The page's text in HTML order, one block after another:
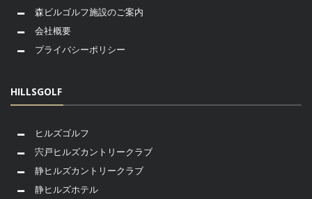
森ビルゴルフ施設のご案内
会社概要
プライバシーポリシー
HILLSGOLF
ヒルズゴルフ
宍戸ヒルズカントリークラブ
静ヒルズカントリークラブ
静ヒルズホテル